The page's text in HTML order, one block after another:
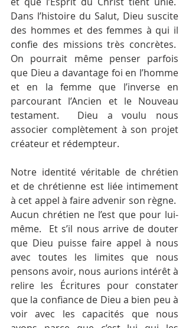
Dans l’histoire du Salut, Dieu suscite
des hommes et des femmes à qui il
confie des missions très concrètes.
On pourrait même penser parfois
que Dieu a davantage foi en l’homme
et en la femme que l’inverse en
parcourant l’Ancien et le Nouveau
testament.  Dieu a voulu nous
associer complètement à son projet
créateur et rédempteur.
Notre identité véritable de chrétien
et de chrétienne est liée intimement
à cet appel à faire advenir son règne.
Aucun chrétien ne l’est que pour lui-
même.  Et s’il nous arrive de douter
que Dieu puisse faire appel à nous
avec toutes les limites que nous
pensons avoir, nous aurions intérêt à
relire les Écritures pour constater
que la confiance de Dieu a bien peu à
voir avec les capacités que nous